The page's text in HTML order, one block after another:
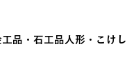
工品・石工品 人形・こけし